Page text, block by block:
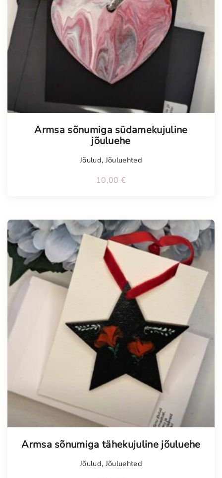
Armsa sõnumiga südamekujuline
jõuluehe
Jõulud, Jõuluehted
10,00 €
Armsa sõnumiga tähekujuline jõuluehe
Jõulud, Jõuluehted